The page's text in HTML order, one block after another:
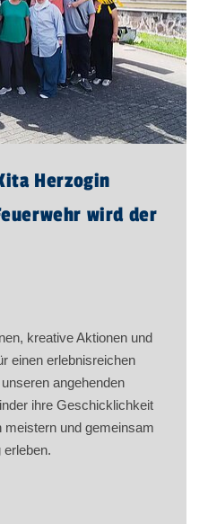
Herzogin
wird der
kreative Aktionen und
einen erlebnisreichen
angehenden
ihre Geschicklichkeit
meistern und gemeinsam
erleben.